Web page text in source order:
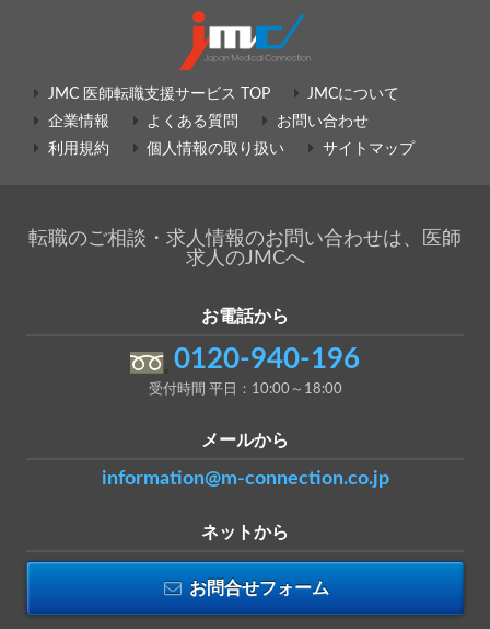
JMC 医師転職支援サービス TOP
JMCについて
企業情報
よくある質問
お問い合わせ
利用規約
個人情報の取り扱い サイトマップ
転職のご相談・求人情報のお問い合わせは、医師
求人のJMCへ
お電話から
0120-940-196
受付時間 平日：10:00～18:00
メールから
information@m-connection.co.jp
ネットから
お問合せフォーム